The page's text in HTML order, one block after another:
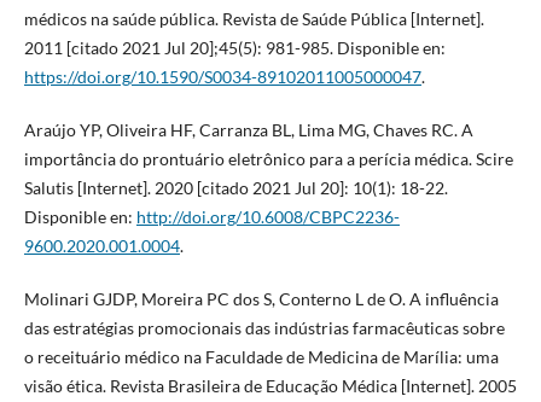
médicos na saúde pública. Revista de Saúde Pública [Internet].
2011 [citado 2021 Jul 20];45(5): 981-985. Disponible en:
https://doi.org/10.1590/S0034-89102011005000047.
Araújo YP, Oliveira HF, Carranza BL, Lima MG, Chaves RC. A
importância do prontuário eletrônico para a perícia médica. Scire
Salutis [Internet]. 2020 [citado 2021 Jul 20]: 10(1): 18-22.
Disponible en: http://doi.org/10.6008/CBPC2236-
9600.2020.001.0004.
Molinari GJDP, Moreira PC dos S, Conterno L de O. A influência
das estratégias promocionais das indústrias farmacêuticas sobre
o receituário médico na Faculdade de Medicina de Marília: uma
visão ética. Revista Brasileira de Educação Médica [Internet]. 2005